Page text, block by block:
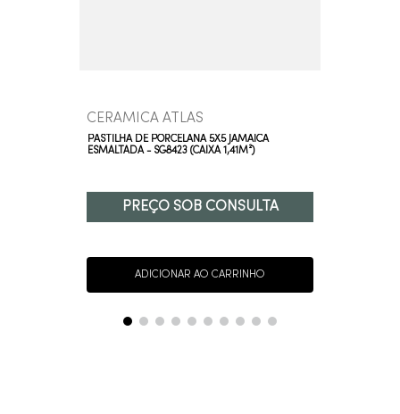
CERAMICA ATLAS
PASTILHA DE PORCELANA 5X5 JAMAICA
ESMALTADA - SG8423 (CAIXA 1,41M²)
PREÇO SOB CONSULTA
ADICIONAR AO CARRINHO